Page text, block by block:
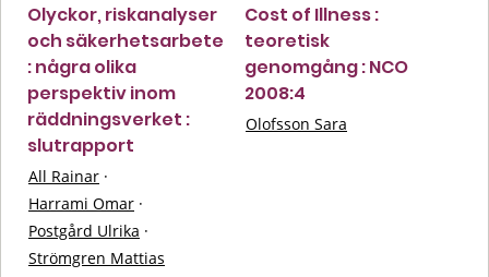
Olyckor, riskanalyser
och säkerhetsarbete
: några olika
perspektiv inom
räddningsverket :
slutrapport
All Rainar ·
Harrami Omar ·
Postgård Ulrika ·
Strömgren Mattias
Cost of Illness :
teoretisk
genomgång : NCO
2008:4
Olofsson Sara